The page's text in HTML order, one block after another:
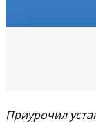
Приурочил